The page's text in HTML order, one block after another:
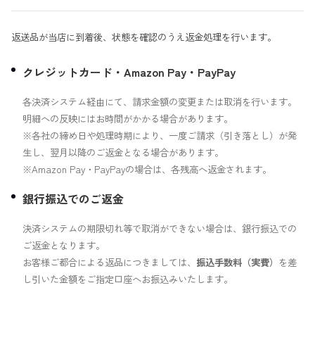
返送品が当店に到着後、状態を確認のうえ返金処理を行います。
クレジットカード・Amazon Pay・PayPay
各決済システム経由にて、請求金額の変更または取消を行います。
明細への反映にはお時間がかかる場合があります。
※各社の締め日や処理時期により、一度ご請求（引き落とし）が発
生し、翌月以降のご返金となる場合があります。
※Amazon Pay・PayPayの場合は、各残高へ返金されます。
銀行振込でのご返金
決済システムの期限切れ等で取消ができない場合は、銀行振込での
ご返金となります。
お客様ご都合による返品につきましては、 振込手数料（実費） を差
し引いた金額をご指定口座へお振込みいたします。